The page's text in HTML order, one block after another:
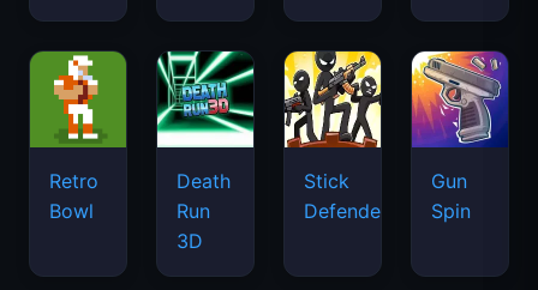
Retro
Bowl
Death
Run
3D
Stick
Defenders
Gun
Spin